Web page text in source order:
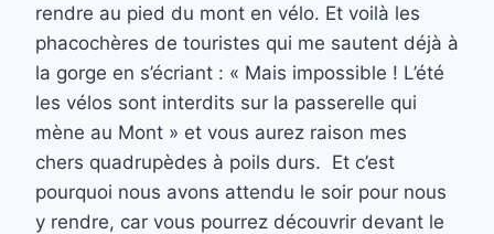
rendre au pied du mont en vélo. Et voilà les
phacochères de touristes qui me sautent déjà à
la gorge en s’écriant : « Mais impossible ! L’été
les vélos sont interdits sur la passerelle qui
mène au Mont » et vous aurez raison mes
chers quadrupèdes à poils durs. Et c’est
pourquoi nous avons attendu le soir pour nous
y rendre, car vous pourrez découvrir devant le